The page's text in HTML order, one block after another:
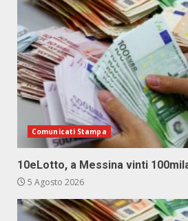
Comunicati Stampa
10eLotto, a Messina vinti
5 Agosto 2026